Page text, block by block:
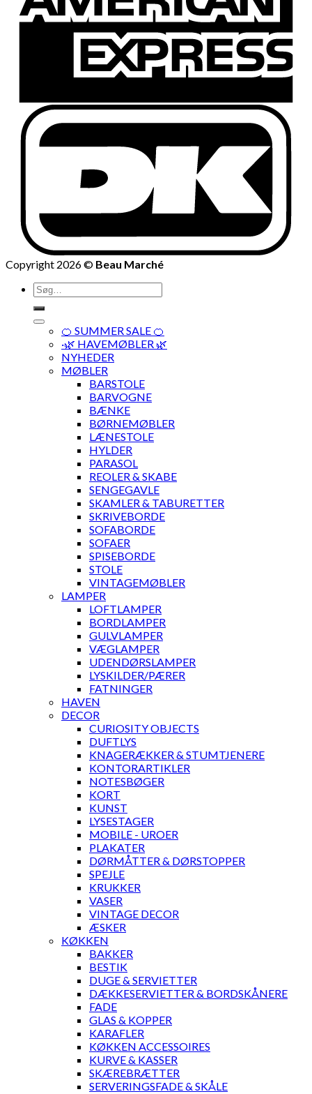
Copyright 2026 © Beau Marché
Søg
efter:
🍊 SUMMER SALE 🍊
·🌿 HAVEMØBLER 🌿
NYHEDER
MØBLER
BARSTOLE
BARVOGNE
BÆNKE
BØRNEMØBLER
LÆNESTOLE
HYLDER
PARASOL
REOLER & SKABE
SENGEGAVLE
SKAMLER & TABURETTER
SKRIVEBORDE
SOFABORDE
SOFAER
SPISEBORDE
STOLE
VINTAGEMØBLER
LAMPER
LOFTLAMPER
BORDLAMPER
GULVLAMPER
VÆGLAMPER
UDENDØRSLAMPER
LYSKILDER/PÆRER
FATNINGER
HAVEN
DECOR
CURIOSITY OBJECTS
DUFTLYS
KNAGERÆKKER & STUMTJENERE
KONTORARTIKLER
NOTESBØGER
KORT
KUNST
LYSESTAGER
MOBILE - UROER
PLAKATER
DØRMÅTTER & DØRSTOPPER
SPEJLE
KRUKKER
VASER
VINTAGE DECOR
ÆSKER
KØKKEN
BAKKER
BESTIK
DUGE & SERVIETTER
DÆKKESERVIETTER & BORDSKÅNERE
FADE
GLAS & KOPPER
KARAFLER
KØKKEN ACCESSOIRES
KURVE & KASSER
SKÆREBRÆTTER
SERVERINGSFADE & SKÅLE